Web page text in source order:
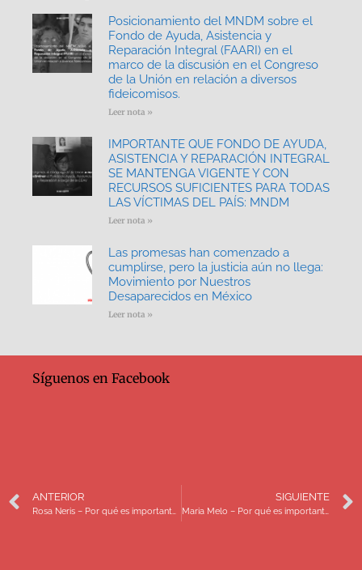
Posicionamiento del MNDM sobre el
Fondo de Ayuda, Asistencia y
Reparación Integral (FAARI) en el
marco de la discusión en el Congreso
de la Unión en relación a diversos
fideicomisos.
Leer nota »
IMPORTANTE QUE FONDO DE AYUDA,
ASISTENCIA Y REPARACIÓN INTEGRAL
SE MANTENGA VIGENTE Y CON
RECURSOS SUFICIENTES PARA TODAS
LAS VÍCTIMAS DEL PAÍS: MNDM
Leer nota »
Las promesas han comenzado a
cumplirse, pero la justicia aún no llega:
Movimiento por Nuestros
Desaparecidos en México
Leer nota »
Síguenos en Facebook
ANTERIOR SIGUIENTE